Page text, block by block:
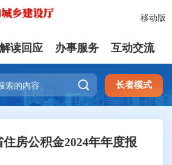
移动版
解读回应 办事服务 互动交流
 长者模式
房公积金2024年年度报